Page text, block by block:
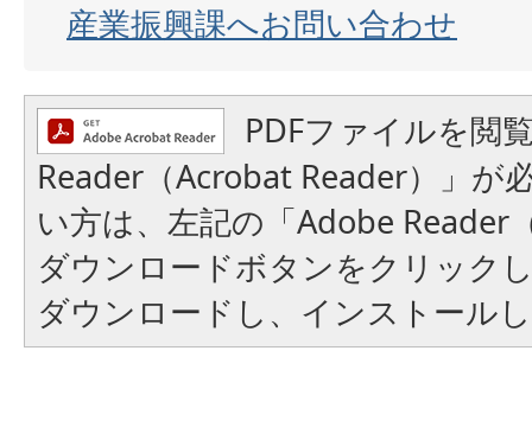
産業振興課へお問い合わせ
PDFファイルを閲
Reader（Acrobat Reader）」が
い方は、左記の「Adobe Reader
ダウンロードボタンをクリック
ダウンロードし、インストール